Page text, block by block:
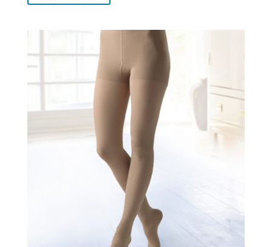
are
multe
Opțiunile
pot
alese
pagina
produsului.